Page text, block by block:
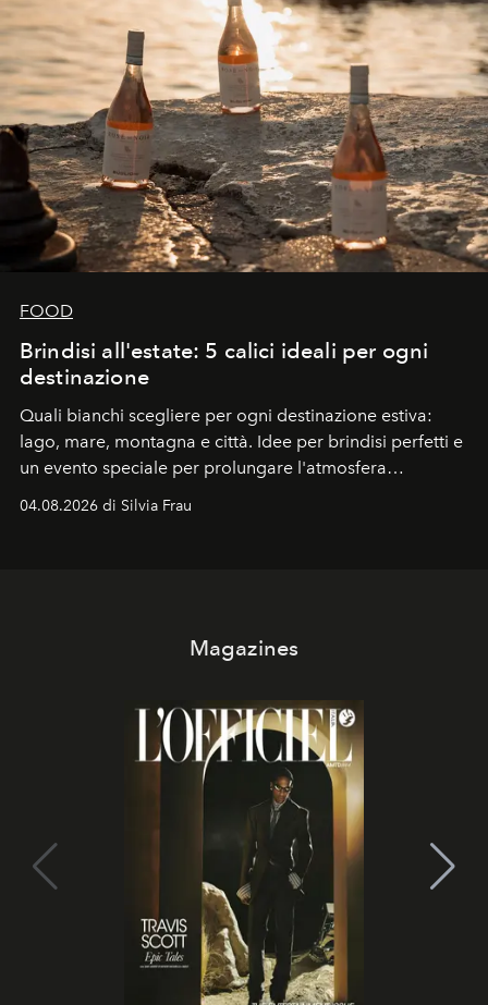
FOOD
Brindisi all'estate: 5 calici ideali per ogni
destinazione
Quali bianchi scegliere per ogni destinazione estiva:
lago, mare, montagna e città. Idee per brindisi perfetti e
un evento speciale per prolungare l'atmosfera
04.08.2026 di Silvia Frau
Magazines